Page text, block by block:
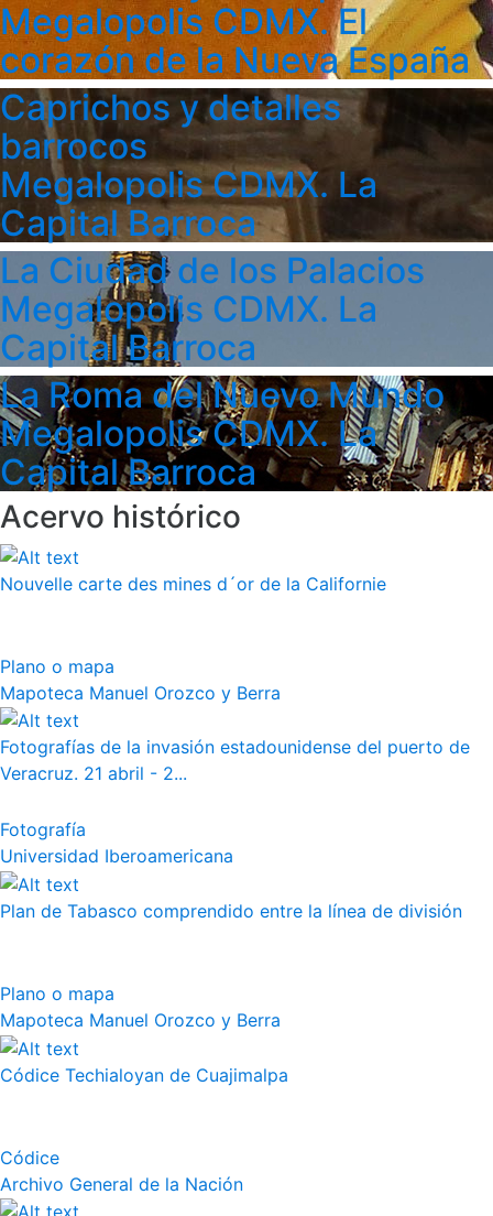
Megalopolis CDMX. El
corazón de la Nueva España
Caprichos y detalles
barrocos
Megalopolis CDMX. La
Capital Barroca
La Ciudad de los Palacios
Megalopolis CDMX. La
Capital Barroca
La Roma del Nuevo Mundo
Megalopolis CDMX. La
Capital Barroca
Acervo histórico
Nouvelle carte des mines d´or de la Californie
Plano o mapa
Mapoteca Manuel Orozco y Berra
Fotografías de la invasión estadounidense del puerto de
Veracruz. 21 abril - 2...
Fotografía
Universidad Iberoamericana
Plan de Tabasco comprendido entre la línea de división
Plano o mapa
Mapoteca Manuel Orozco y Berra
Códice Techialoyan de Cuajimalpa
Códice
Archivo General de la Nación